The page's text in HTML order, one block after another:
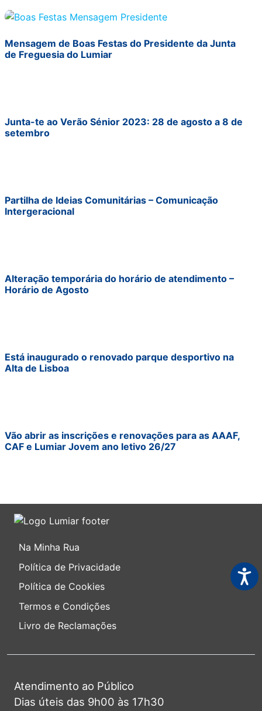
Mensagem de Boas Festas do Presidente da Junta
de Freguesia do Lumiar
Junta-te ao Verão Sénior 2023: 28 de agosto a 8 de
setembro
Partilha de Ideias Comunitárias – Comunicação
Intergeracional
Alteração temporária do horário de atendimento –
Horário de Agosto
Está inaugurado o renovado parque desportivo na
Alta de Lisboa
Vão abrir as inscrições e renovações para as AAAF,
CAF e Lumiar Jovem ano letivo 26/27
Na Minha Rua
Política de Privacidade
Política de Cookies
Termos e Condições
Livro de Reclamações
Atendimento ao Público
Dias úteis das 9h00 às 17h30